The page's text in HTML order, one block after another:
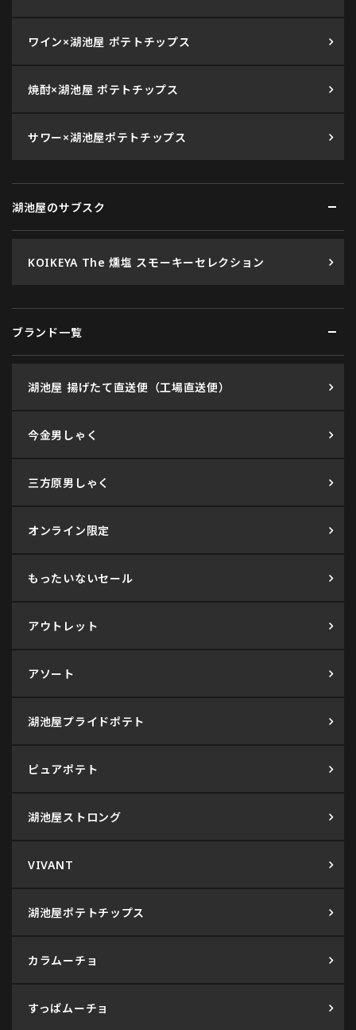
ワイン×湖池屋 ポテトチップス
焼酎×湖池屋 ポテトチップス
サワー×湖池屋ポテトチップス
湖池屋のサブスク
KOIKEYA The 燻塩 スモーキーセレクション
ブランド一覧
湖池屋 揚げたて直送便（工場直送便）
今金男しゃく
三方原男しゃく
オンライン限定
もったいないセール
アウトレット
アソート
湖池屋プライドポテト
ピュアポテト
湖池屋ストロング
VIVANT
湖池屋ポテトチップス
カラムーチョ
すっぱムーチョ